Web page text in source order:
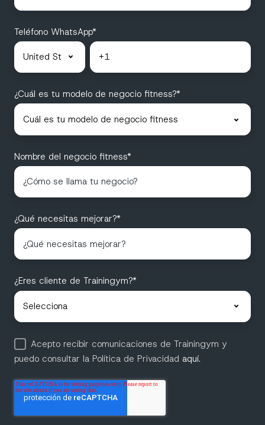
Teléfono WhatsApp*
¿Cuál es tu modelo de negocio fitness?*
Nombre del negocio fitness*
¿Qué necesitas mejorar?*
¿Eres cliente de Trainingym?*
Acepto recibir comunicaciones de Trainingym y
puedo consultar la Política de Privacidad aquí.